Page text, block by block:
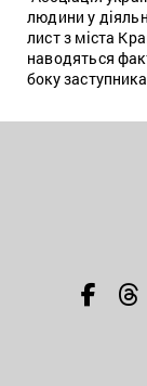
людини у
лист з міста
наводяться
боку